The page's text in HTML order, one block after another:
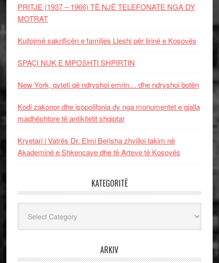
PRITJE (1937 – 1966) TË NJË TELEFONATE NGA DY
MOTRAT
Kujtojmë sakrificën e familjes Lleshi për lirinë e Kosovës
SPAÇI NUK E MPOSHTI SHPIRTIN
New York, qyteti që ndryshoi emrin… dhe ndryshoi botën
Kodi zakonor dhe isopolifonia dy nga monumentet e gjalla
madhështore të antikitetit shqiptar
Kryetari i Vatrës Dr. Elmi Berisha zhvilloi takim në
Akademinë e Shkencave dhe të Arteve të Kosovës
KATEGORITË
ARKIV